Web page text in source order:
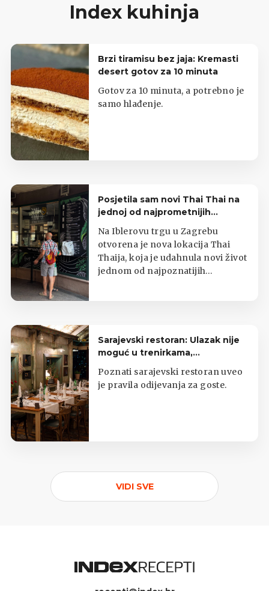
Index kuhinja
Brzi tiramisu bez jaja: Kremasti
desert gotov za 10 minuta
Gotov za 10 minuta, a potrebno je
samo hlađenje.
Posjetila sam novi Thai Thai na
jednoj od najprometnijih
zagrebačkih lokacija
Na Iblerovu trgu u Zagrebu
otvorena je nova lokacija Thai
Thaija, koja je udahnula novi život
jednom od najpoznatijih
Sarajevski restoran: Ulazak nije
moguć u trenirkama,
potkošuljama i japankama
Poznati sarajevski restoran uveo
je pravila odijevanja za goste.
VIDI SVE